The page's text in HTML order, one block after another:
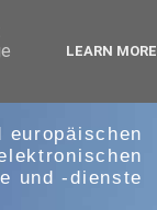
europäischen
und -dienste
LEARN MORE